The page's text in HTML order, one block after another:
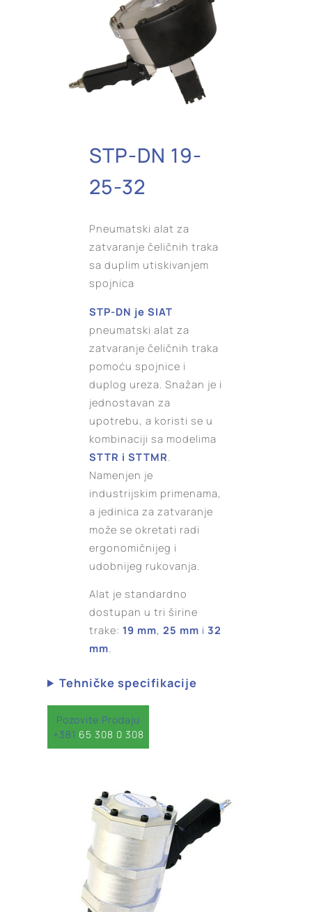
STP-DN 19-
25-32
Pneumatski alat za
zatvaranje čeličnih traka
sa duplim utiskivanjem
spojnica
STP-DN je SIAT
pneumatski alat za
zatvaranje čeličnih traka
pomoću spojnice i
duplog ureza. Snažan je i
jednostavan za
upotrebu, a koristi se u
kombinaciji sa modelima
STTR i STTMR
Namenjen je
industrijskim primenama,
a jedinica za zatvaranje
može se okretati radi
ergonomičnijeg i
udobnijeg rukovanja.
Alat je standardno
dostupan u tri širine
trake: 19 mm, 25 mm i 32
mm.
Tehničke specifikacije
Pozovite Prodaju
+381 65 308 0 308